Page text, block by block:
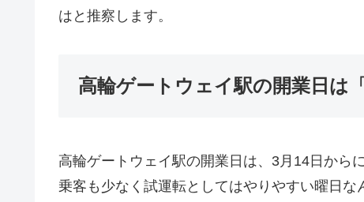
はと推察します。
高輪ゲートウェイ駅の開業日は
高輪ゲートウェイ駅の開業日は、3月14日から
乗客も少なく試運転としてはやりやすい曜日な